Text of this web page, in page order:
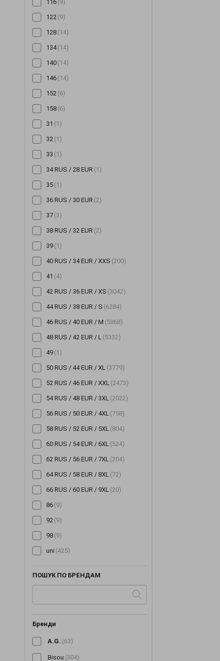
Снуди
Сорочки
Спідниці
Сукні (3355)
Сумки(14)
Толстовки
Топи(254)
Туніки
Футболки
Халати
Худі (95)
Хустинки та бандани
Чепчики
Шалі та шарфи (59)
Шапки
Шорти (196)
Штани
Шуби (14)
116 (9)
122 (9)
128 (14)
134 (14)
140 (14)
146 (14)
152 (6)
158 (6)
31 (1)
32 (1)
33 (1)
34 RUS / 28 EUR (1)
35 (1)
36 RUS / 30 EUR (2)
37 (3)
38 RUS / 32 EUR (2)
39 (1)
40 RUS / 34 EUR / XXS (200)
41 (4)
42 RUS / 36 EUR / XS (3042)
44 RUS / 38 EUR / S (6284)
46 RUS / 40 EUR / M (5868)
48 RUS / 42 EUR / L (5332)
49 (1)
50 RUS / 44 EUR / XL (3779)
52 RUS / 46 EUR / XXL (2473)
54 RUS / 48 EUR / 3XL (2022)
56 RUS / 50 EUR / 4XL (758)
58 RUS / 52 EUR / 5XL (804)
60 RUS / 54 EUR / 6XL (524)
62 RUS / 56 EUR / 7XL (204)
64 RUS / 58 EUR / 8XL (72)
66 RUS / 60 EUR / 9XL (20)
86 (9)
92 (9)
98 (9)
uni (425)
ПОШУК ПО БРЕНДАМ
Бренди
A.G. (63)
Bisou (304)